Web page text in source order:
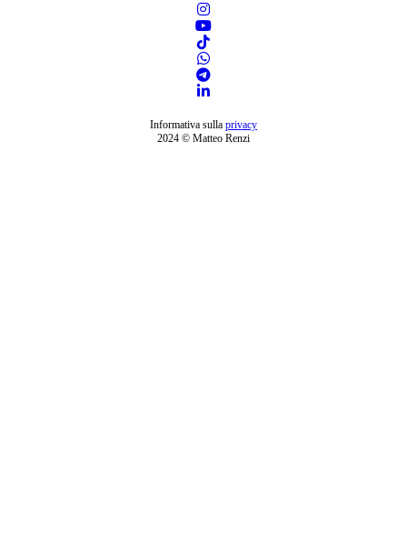
Informativa sulla privacy
2024 © Matteo Renzi